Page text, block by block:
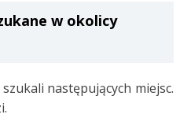
w okolicy
następujących miejsc.